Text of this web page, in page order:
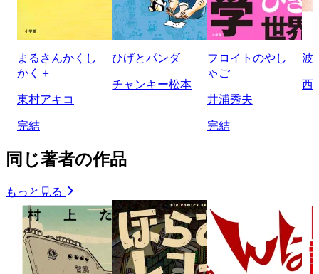
まるさんかくし
かく＋
東村アキコ
完結
ひげとパンダ
チャンキー松本
フロイトのやし
ゃご
井浦秀夫
完結
波
西
同じ著者の作品
もっと見る